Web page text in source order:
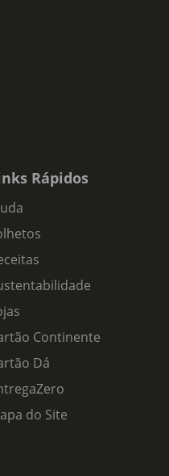
Rápidos
Continente
Dá
do Site